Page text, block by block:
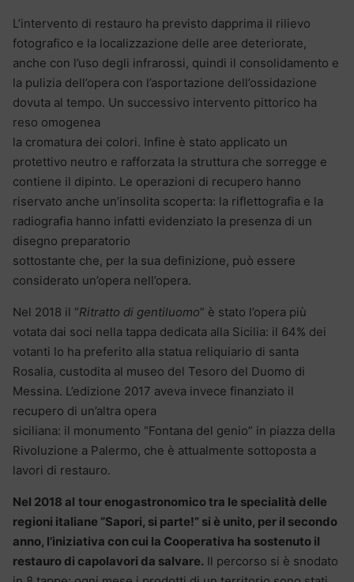
L’intervento di restauro ha previsto dapprima il rilievo
fotografico e la localizzazione delle aree deteriorate,
anche con l’uso degli infrarossi, quindi il consolidamento e
la pulizia dell’opera con l’asportazione dell’ossidazione
dovuta al tempo. Un successivo intervento pittorico ha
reso omogenea
la cromatura dei colori. Infine è stato applicato un
protettivo neutro e rafforzata la struttura che sorregge e
contiene il dipinto. Le operazioni di recupero hanno
riservato anche un’insolita scoperta: la riflettografia e la
radiografia hanno infatti evidenziato la presenza di un
disegno preparatorio
sottostante che, per la sua definizione, può essere
considerato un’opera nell’opera.
Nel 2018 il “Ritratto di gentiluomo” è stato l’opera più
votata dai soci nella tappa dedicata alla Sicilia: il 64% dei
votanti lo ha preferito alla statua reliquiario di santa
Rosalia, custodita al museo del Tesoro del Duomo di
Messina. L’edizione 2017 aveva invece finanziato il
recupero di un’altra opera
siciliana: il monumento “Fontana del genio” in piazza della
Rivoluzione a Palermo, che è attualmente sottoposta a
lavori di restauro.
Nel 2018 al tour enogastronomico tra le specialità delle
regioni italiane “Sapori, si parte!” si è unito, per il secondo
anno, l’iniziativa con cui la Cooperativa ha sostenuto il
restauro di capolavori da salvare. Il percorso si è snodato